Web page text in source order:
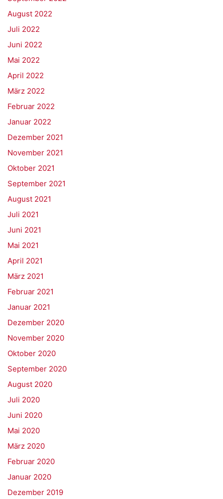
August 2022
Juli 2022
Juni 2022
Mai 2022
April 2022
März 2022
Februar 2022
Januar 2022
Dezember 2021
November 2021
Oktober 2021
September 2021
August 2021
Juli 2021
Juni 2021
Mai 2021
April 2021
März 2021
Februar 2021
Januar 2021
Dezember 2020
November 2020
Oktober 2020
September 2020
August 2020
Juli 2020
Juni 2020
Mai 2020
März 2020
Februar 2020
Januar 2020
Dezember 2019